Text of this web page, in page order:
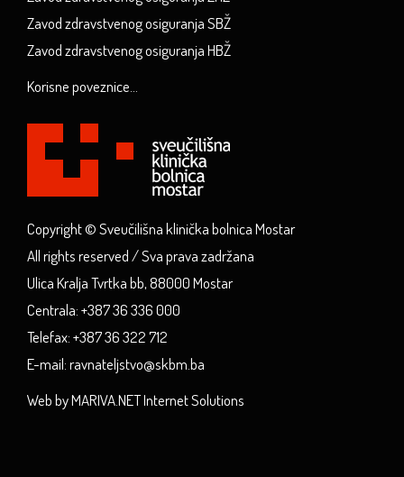
Zavod zdravstvenog osiguranja SBŽ
Zavod zdravstvenog osiguranja HBŽ
Korisne poveznice...
Copyright © Sveučilišna klinička bolnica Mostar
All rights reserved / Sva prava zadržana
Ulica Kralja Tvrtka bb, 88000 Mostar
Centrala: +387 36 336 000
Telefax: +387 36 322 712
E-mail: ravnateljstvo@skbm.ba
Web by MARIVA.NET Internet Solutions